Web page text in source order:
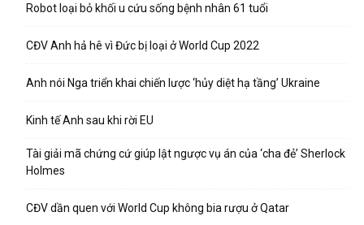
Robot loại bỏ khối u cứu sống bệnh nhân 61 tuổi
CĐV Anh hả hê vì Đức bị loại ở World Cup 2022
Anh nói Nga triển khai chiến lược ‘hủy diệt hạ tầng’ Ukraine
Kinh tế Anh sau khi rời EU
Tài giải mã chứng cứ giúp lật ngược vụ án của ‘cha đẻ’ Sherlock
Holmes
CĐV dần quen với World Cup không bia rượu ở Qatar